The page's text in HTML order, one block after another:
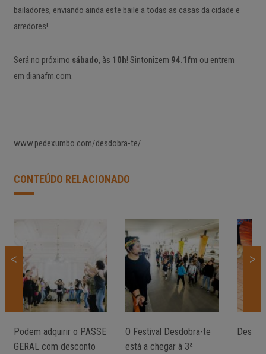
bailadores, enviando ainda este baile a todas as casas da cidade e
arredores!
Será no próximo sábado, às 10h! Sintonizem 94.1fm ou entrem
em dianafm.com.
www.pedexumbo.com/desdobra-te/
CONTEÚDO RELACIONADO
< >
Podem adquirir o PASSE
GERAL com desconto
O Festival Desdobra-te
está a chegar à 3ª